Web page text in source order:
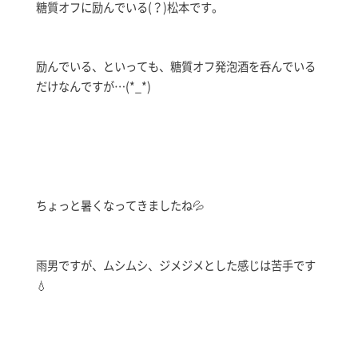
糖質オフに励んでいる(？)松本です。
励んでいる、といっても、糖質オフ発泡酒を呑んでいる
だけなんですが…(*_*)
ちょっと暑くなってきましたね💦
雨男ですが、ムシムシ、ジメジメとした感じは苦手です
💧